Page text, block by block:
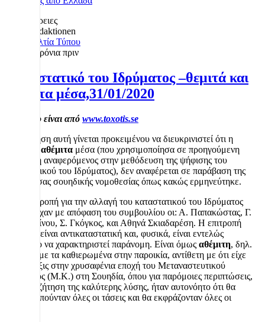
Λεπτομέρειες
Redaktionen
Δελτία Τύπου
6 χρόνια πριν
Καταστατικό του Ιδρύματος –θεμιτά και
αθέμιτα μέσα,31/01/2020
Το άρθρο είναι από www.toxotis.se
Η ανάρτηση αυτή γίνεται προκειμένου να διευκρινιστεί ότι η
αθέμιτα μέσα (που χρησιμοποίησα σε προηγούμενη
ανάρτηση αναφερόμενος στην μεθόδευση της ψήφισης του
καταστατικού του Ιδρύματος), δεν αναφέρεται σε παράβαση της
υπάρχουσας σουηδικής νομοθεσίας όπως κακώς ερμηνεύτηκε.
Στην επιτροπή για την αλλαγή του καταστατικού του Ιδρύματος
συμμετείχαν με απόφαση του συμβουλίου οι: Α. Παπακώστας, Γ.
Κωσταντίνου, Σ. Γκόγκος, και Αθηνά Σκιαδαρέση. Η επιτροπή
αυτή δεν είναι αντικαταστατική και, φυσικά, είναι εντελώς
παράλογο να χαρακτηριστεί παράνομη. Είναι όμως αθέμιτη, δηλ.
αντίθετη με τα καθιερωμένα στην παροικία, αντίθετη με ότι είχε
γίνει πράξις στην χρυσαφένια εποχή του Μεταναστευτικού
Κινήματος (Μ.Κ.) στη Σουηδία, όπου για παρόμοιες περιπτώσεις,
στην αναζήτηση της καλύτερης λύσης, ήταν αυτονόητο ότι θα
εκπροσωπούνταν όλες οι τάσεις και θα εκφράζονταν όλες οι